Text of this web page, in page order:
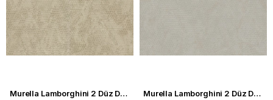
Murella Lamborghini 2 Düz Duvar Kağıdı 90026 Murella Lamborghini 2 Düz Duvar Kağıdı 90029